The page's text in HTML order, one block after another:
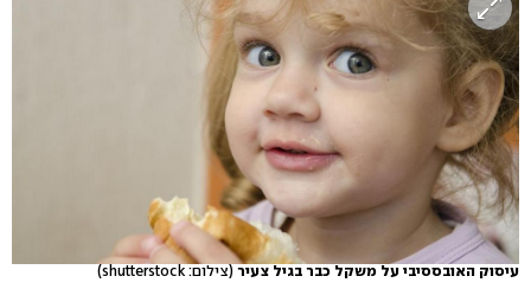
עיסוק האובססיבי על משקל כבר בגיל צעיר(צילום: shutterstock)